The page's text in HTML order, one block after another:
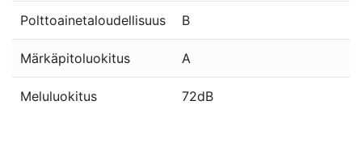
Polttoainetaloudellisuus B
Märkäpitoluokitus A
Meluluokitus 72dB